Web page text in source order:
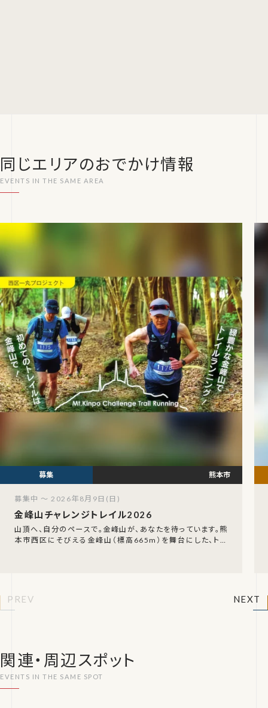
同じエリアのおでかけ情報
金峰山チャレンジトレイル2026
山頂へ、自分のペースで。金峰山が、あなたを待っています。熊
本市西区にそびえる金峰山（標高665m）を舞台にした、トレ
熊本市
募集中 ～ 2026年8月9日(日)
PREV NEXT
関連・周辺スポット